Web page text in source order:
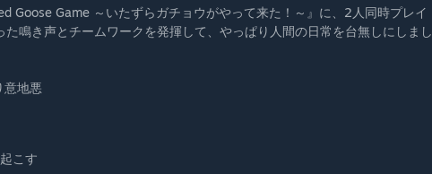
Goose Game ～いたずらガチョウがやって来た！～』に、2人同時プレイ
鳴き声とチームワークを発揮して、やっぱり人間の日常を台無しにしまし
意地悪
こす